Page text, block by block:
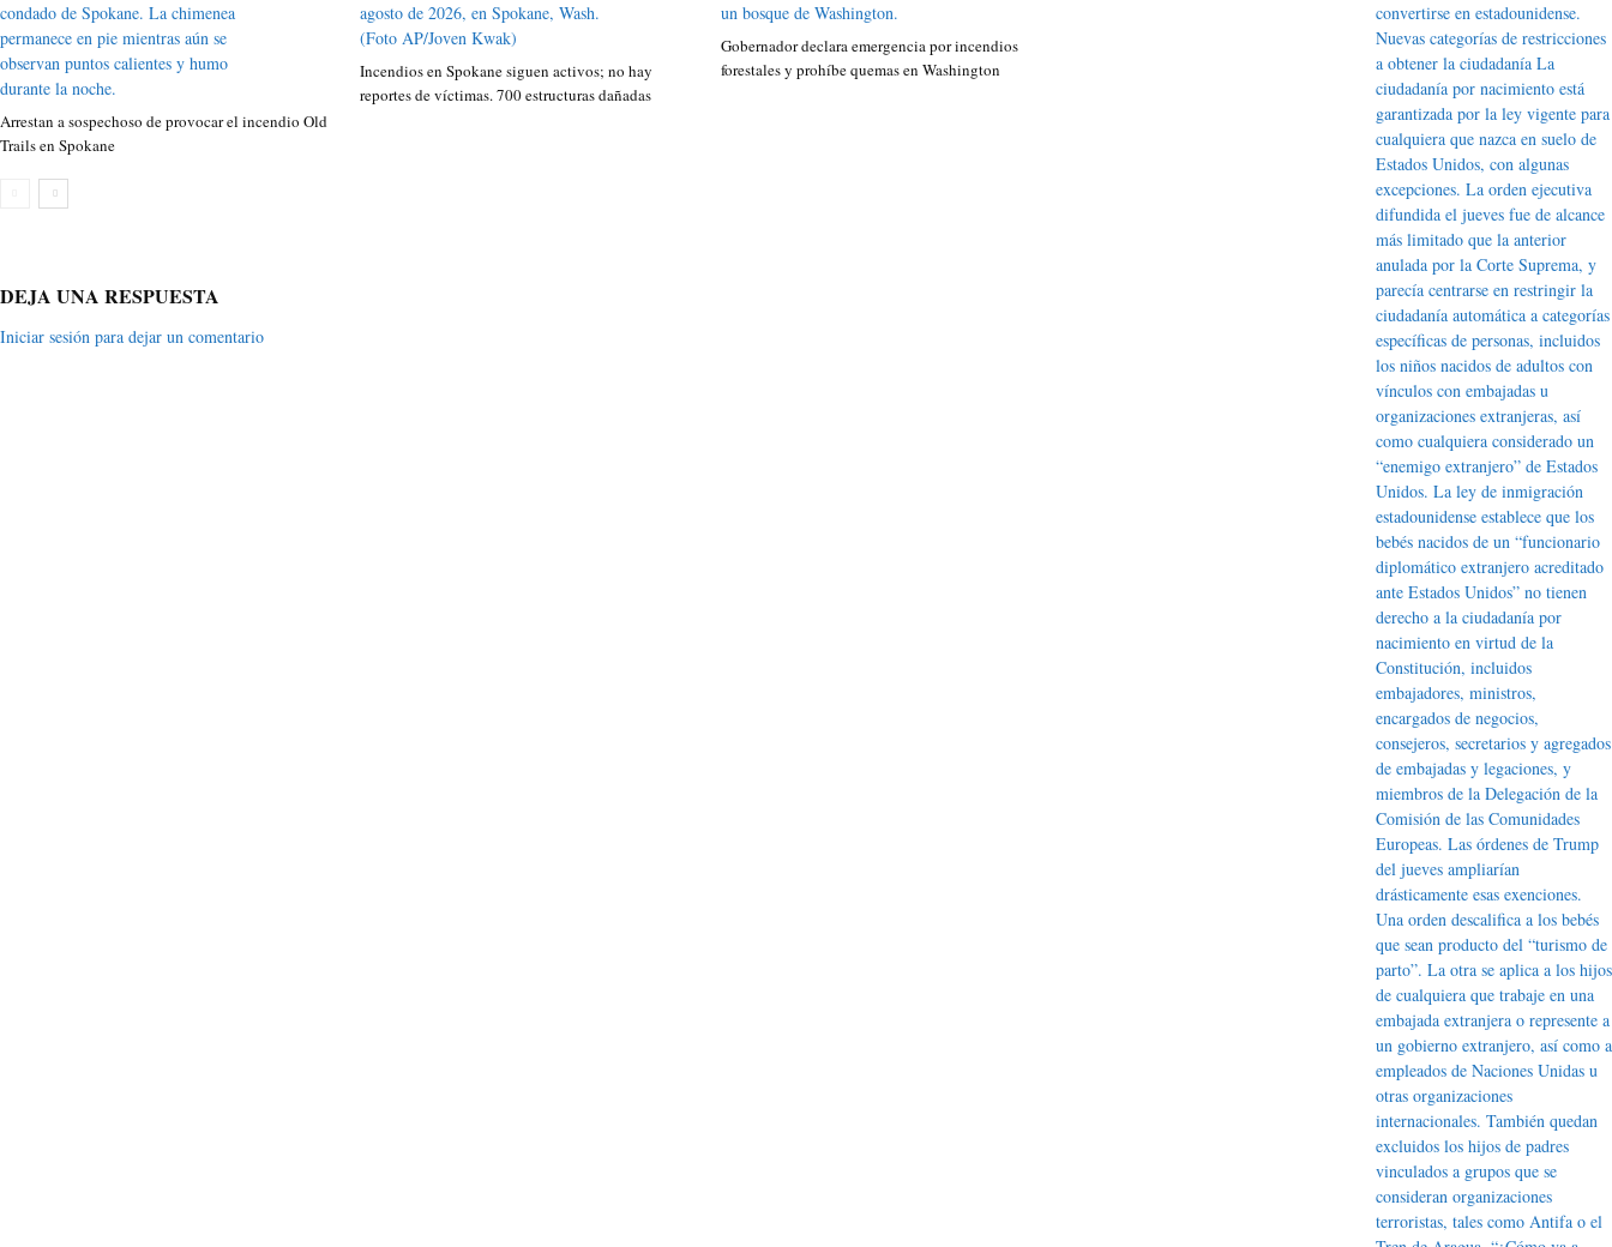
Arrestan a sospechoso de provocar el incendio Old
Trails en Spokane
Incendios en Spokane siguen activos; no hay
reportes de víctimas. 700 estructuras dañadas
Gobernador declara emergencia por incendios
forestales y prohíbe quemas en Washington
DEJA UNA RESPUESTA
Iniciar sesión para dejar un comentario